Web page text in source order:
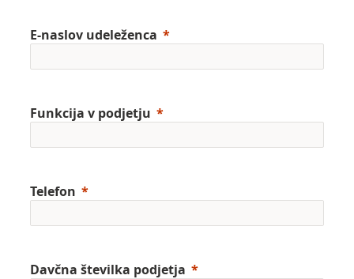
E-naslov udeleženca
Funkcija v podjetju
Telefon
Davčna številka podjetja